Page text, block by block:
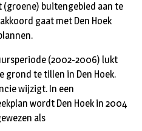
(groene) buitengebied aan te
gaat met Den Hoek
(2002-2006) lukt
grond te tillen in Den Hoek.
wijzigt. In een
wordt Den Hoek in 2004
als